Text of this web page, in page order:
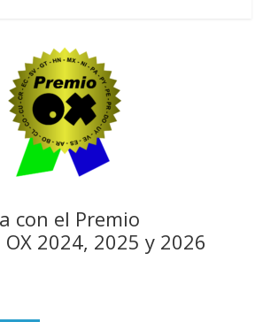
con el Premio
2024, 2025 y 2026